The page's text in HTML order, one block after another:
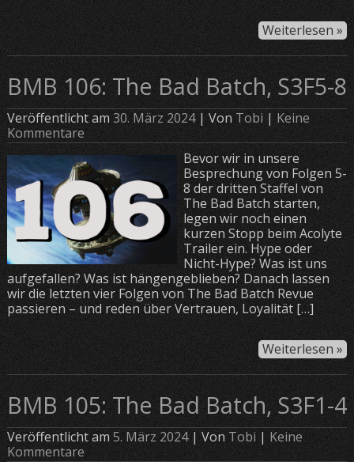
Weiterlesen »
BMB 106: The Bad Batch, S3F5-8
Veröffentlicht am30. März 2024| Von Tobi |Keine
Kommentare
Bevor wir in unsere
Besprechung von Folgen 5-
8 der dritten Staffel von
The Bad Batch starten,
legen wir noch einen
kurzen Stopp beim Acolyte
Trailer ein. Hype oder
Nicht-Hype? Was ist uns
aufgefallen? Was ist hängengeblieben? Danach lassen
wir die letzten vier Folgen von The Bad Batch Revue
passieren – und reden über Vertrauen, Loyalität […]
Weiterlesen »
BMB 105: The Bad Batch, S3F1-4
Veröffentlicht am 5. März 2024| Von Tobi | Keine
Kommentare